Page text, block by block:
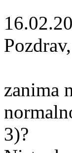
Pozdrav,
zanima
3)?